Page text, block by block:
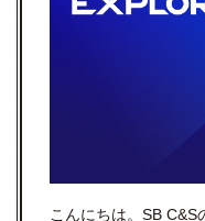
こんにちは。 SB C&S